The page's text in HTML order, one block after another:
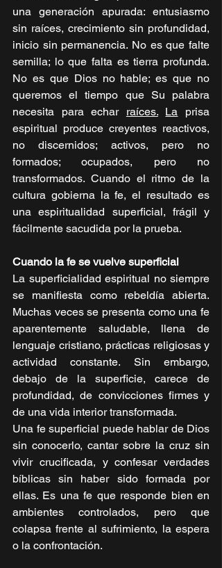
una generación apurada: entusiasmo
sin raíces, crecimiento sin profundidad,
inicio sin permanencia. No es que falte
semilla; lo que falta es tierra profunda.
No es que Dios no hable; es que no
queremos el tiempo que Su palabra
necesita para echar raíces. La prisa
espiritual produce creyentes reactivos,
no discernidos; activos, pero no
formados; ocupados, pero no
transformados. Cuando el ritmo de la
cultura gobierna la fe, el resultado es
una espiritualidad superficial, frágil y
fácilmente sacudida por la prueba.
Cuando la fe se vuelve superficial
La superficialidad espiritual no siempre
se manifiesta como rebeldía abierta.
Muchas veces se presenta como una fe
aparentemente saludable, llena de
lenguaje cristiano, prácticas religiosas y
actividad constante. Sin embargo,
debajo de la superficie, carece de
profundidad, de convicciones firmes y
de una vida interior transformada.
Una fe superficial puede hablar de Dios
sin conocerlo, cantar sobre la cruz sin
vivir crucificada, y confesar verdades
bíblicas sin haber sido formada por
ellas. Es una fe que responde bien en
ambientes controlados, pero que
colapsa frente al sufrimiento, la espera
o la confrontación.